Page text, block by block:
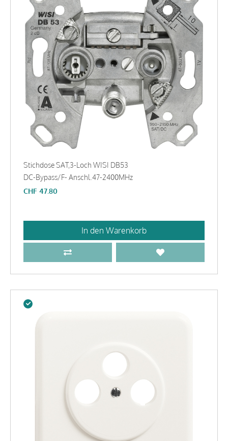
Stichdose SAT,3-Loch WISI DB53
DC-Bypass/F- Anschl.47-2400MHz
CHF 47.80
In den Warenkorb